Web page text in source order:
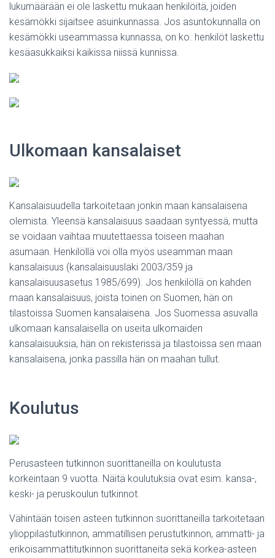
lukumäärään ei ole laskettu mukaan henkilöitä, joiden
kesämökki sijaitsee asuinkunnassa. Jos asuntokunnalla on
kesämökki useammassa kunnassa, on ko. henkilöt laskettu
kesäasukkaiksi kaikissa niissä kunnissa.
Ulkomaan kansalaiset
Kansalaisuudella tarkoitetaan jonkin maan kansalaisena
olemista. Yleensä kansalaisuus saadaan syntyessä, mutta
se voidaan vaihtaa muutettaessa toiseen maahan
asumaan. Henkilöllä voi olla myös useamman maan
kansalaisuus (kansalaisuuslaki 2003/359 ja
kansalaisuusasetus 1985/699). Jos henkilöllä on kahden
maan kansalaisuus, joista toinen on Suomen, hän on
tilastoissa Suomen kansalaisena. Jos Suomessa asuvalla
ulkomaan kansalaisella on useita ulkomaiden
kansalaisuuksia, hän on rekisterissä ja tilastoissa sen maan
kansalaisena, jonka passilla hän on maahan tullut.
Koulutus
Perusasteen tutkinnon suorittaneilla on koulutusta
korkeintaan 9 vuotta. Näitä koulutuksia ovat esim. kansa-,
keski- ja peruskoulun tutkinnot.
Vähintään toisen asteen tutkinnon suorittaneilla tarkoitetaan
ylioppilastutkinnon, ammatillisen perustutkinnon, ammatti- ja
erikoisammattitutkinnon suorittaneita sekä korkea-asteen